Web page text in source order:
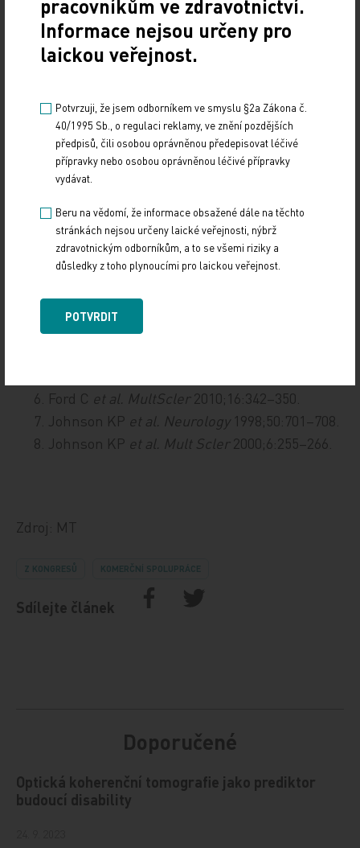
(OR: 2,2; 95% CI 0,8–5,5;
Závěrem autoři konstatují, že po celou dobu studie zůstává GA účinnou
léčbou pacientů s RR-RS, přičemž i tato studie prokazuje lepší efekt,
je-li s léčbou započato dříve.
Boster ALet al. Expert Rev Neurother
2015;15:575–586.
Johnson KP
1276.
Ford C et al. MultScler 2010;16:342–350.
Johnson KP et al. Neurology1998;50:701–708.
Johnson KP et al. Mult Scler 2000;6:255–266.
Zdroj: MT
Z KONGRESŮ KOMERČNÍ SPOLUPRÁCE
Sdílejte článek
Doporučené
Optická koherenční tomografie jako prediktor
budoucí disability
pracovníkům ve zdravotnictví.
Informace nejsou určeny pro
laickou veřejnost.
Potvrzuji, že jsem odborníkem ve smyslu §2a Zákona č.
40/1995 Sb., o regulaci reklamy, ve znění pozdějších
předpisů, čili osobou oprávněnou předepisovat léčivé
přípravky nebo osobou oprávněnou léčivé přípravky
vydávat.
Beru na vědomí, že informace obsažené dále na těchto
stránkách nejsou určeny laické veřejnosti, nýbrž
zdravotnickým odborníkům, a to se všemi riziky a
důsledky z toho plynoucími pro laickou veřejnost.
POTVRDIT